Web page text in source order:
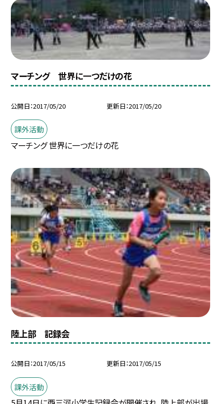
マーチング 世界に一つだけの花
公開日 2017/05/20 更新日 2017/05/20
課外活動
マーチング 世界に一つだけの花
陸上部 記録会
公開日 2017/05/15 更新日 2017/05/15
課外活動